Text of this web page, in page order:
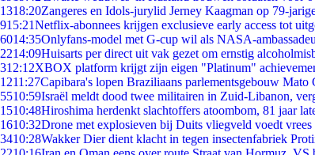
1318:20Zangeres en Idols-jurylid Jerney Kaagman op 79-
915:21Netflix-abonnees krijgen exclusieve early access tot
6014:35Onlyfans-model met G-cup wil als NASA-
2214:09Huisarts per direct uit vak gezet om ernstig
312:12XBOX platform krijgt zijn eigen "Platinum"
1211:27Capibara's lopen Braziliaans parlementsgebouw Mato
5510:59Israël meldt dood twee militairen in Zuid-Libanon,
1510:48Hiroshima herdenkt slachtoffers atoombom, 81 jaar
1610:32Drone met explosieven bij Duits vliegveld voedt
3410:28Wakker Dier dient klacht in tegen insectenfabriek